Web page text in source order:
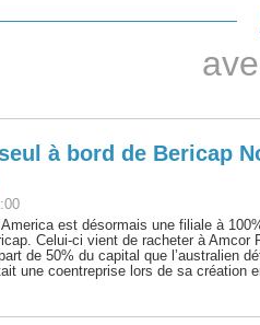
à bord de Bericap
est désormais une filiale à
Celui-ci vient de racheter à Amcor
de 50% du capital que l’australien
une coentreprise lors de sa création